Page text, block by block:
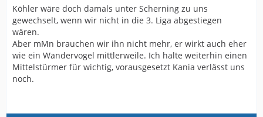
Köhler wäre doch damals unter Scherning zu uns
gewechselt, wenn wir nicht in die 3. Liga abgestiegen
wären.
Aber mMn brauchen wir ihn nicht mehr, er wirkt auch eher
wie ein Wandervogel mittlerweile. Ich halte weiterhin einen
Mittelstürmer für wichtig, vorausgesetzt Kania verlässt uns
noch.